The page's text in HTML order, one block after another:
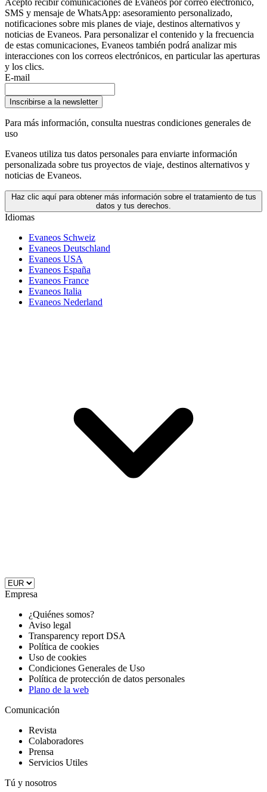
SMS y mensaje de WhatsApp: asesoramiento personalizado,
notificaciones sobre mis planes de viaje, destinos alternativos y
noticias de Evaneos. Para personalizar el contenido y la frecuencia
de estas comunicaciones, Evaneos también podrá analizar mis
interacciones con los correos electrónicos, en particular las aperturas
y los clics.
E-mail
Inscribirse a la newsletter
Para más información, consulta nuestras condiciones generales de
uso
Evaneos utiliza tus datos personales para enviarte información
personalizada sobre tus proyectos de viaje, destinos alternativos y
noticias de Evaneos.
Haz clic aquí para obtener más información sobre el tratamiento de tus
datos y tus derechos.
Idiomas
Evaneos Schweiz
Evaneos Deutschland
Evaneos USA
Evaneos España
Evaneos France
Evaneos Italia
Evaneos Nederland
Empresa
¿Quiénes somos?
Aviso legal
Transparency report DSA
Política de cookies
Uso de cookies
Condiciones Generales de Uso
Política de protección de datos personales
Plano de la web
Comunicación
Revista
Colaboradores
Prensa
Servicios Utiles
Tú y nosotros